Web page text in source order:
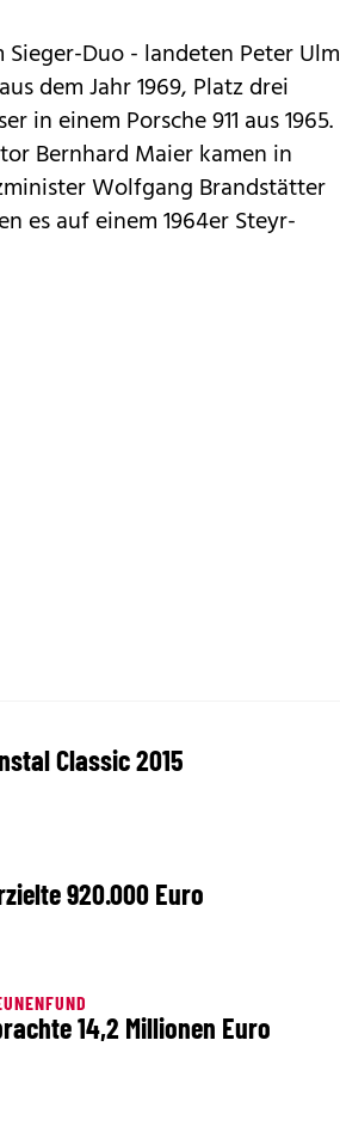
Duo - landeten Peter Ulm
dem Jahr 1969, Platz drei
in einem Porsche 911 aus 1965.
Bernhard Maier kamen in
Wolfgang Brandstätter
es auf einem 1964er Steyr-
Classic 2015
920.000 Euro
14,2 Millionen Euro